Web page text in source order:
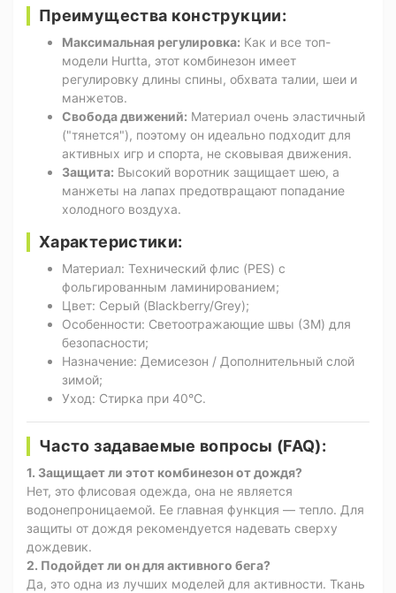
Преимущества конструкции:
Максимальная регулировка: Как и все топ-
модели Hurtta, этот комбинезон имеет
регулировку длины спины, обхвата талии, шеи и
манжетов.
Свобода движений: Материал очень эластичный
("тянется"), поэтому он идеально подходит для
активных игр и спорта, не сковывая движения.
Защита: Высокий воротник защищает шею, а
манжеты на лапах предотвращают попадание
холодного воздуха.
Характеристики:
Материал: Технический флис (PES) с
фольгированным ламинированием;
Цвет: Серый (Blackberry/Grey);
Особенности: Светоотражающие швы (3M) для
безопасности;
Назначение: Демисезон / Дополнительный слой
зимой;
Уход: Стирка при 40°C.
Часто задаваемые вопросы (FAQ):
1. Защищает ли этот комбинезон от дождя?
Нет, это флисовая одежда, она не является
водонепроницаемой. Ее главная функция — тепло. Для
защиты от дождя рекомендуется надевать сверху
дождевик.
2. Подойдет ли он для активного бега?
Да, это одна из лучших моделей для активности. Ткань